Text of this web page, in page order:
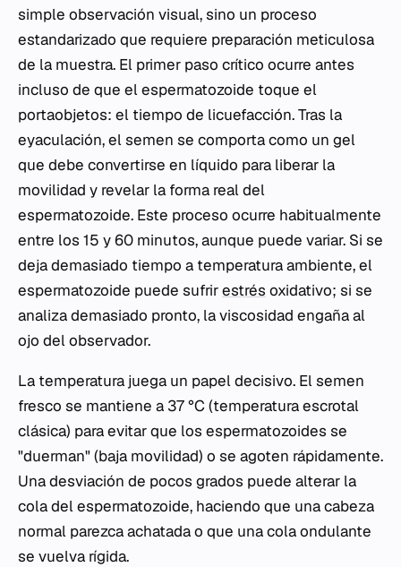
simple observación visual, sino un proceso
estandarizado que requiere preparación meticulosa
de la muestra. El primer paso crítico ocurre antes
incluso de que el espermatozoide toque el
portaobjetos: el tiempo de licuefacción. Tras la
eyaculación, el semen se comporta como un gel
que debe convertirse en líquido para liberar la
movilidad y revelar la forma real del
espermatozoide. Este proceso ocurre habitualmente
entre los 15 y 60 minutos, aunque puede variar. Si se
deja demasiado tiempo a temperatura ambiente, el
espermatozoide puede sufrirestrés oxidativo; si se
analiza demasiado pronto, la viscosidad engaña al
ojo del observador.
La temperatura juega un papel decisivo. El semen
fresco se mantiene a 37 °C (temperatura escrotal
clásica) para evitar que los espermatozoides se
"duerman" (baja movilidad) o se agoten rápidamente.
Una desviación de pocos grados puede alterar la
cola del espermatozoide, haciendo que una cabeza
normal parezca achatada o que una cola ondulante
se vuelva rígida.